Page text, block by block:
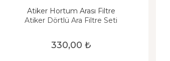
Atiker Hortum Arası Filtre
Atiker Dörtlü Ara Filtre Seti
330,00 ₺